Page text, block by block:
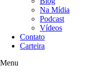
Na Mídia
Podcast
Vídeos
Contato
Carteira
Menu